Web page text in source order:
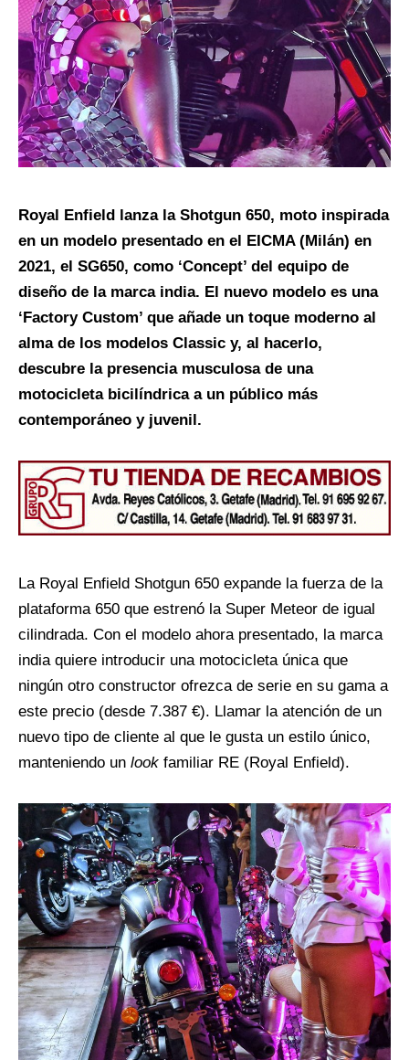
Royal Enfield lanza la Shotgun 650, moto inspirada
en un modelo presentado en el EICMA (Milán) en
2021, el SG650, como ‘Concept’ del equipo de
diseño de la marca india. El nuevo modelo es una
‘Factory Custom’ que añade un toque moderno al
alma de los modelos Classic y, al hacerlo,
descubre la presencia musculosa de una
motocicleta bicilíndrica a un público más
contemporáneo y juvenil.
La Royal Enfield Shotgun 650 expande la fuerza de la
plataforma 650 que estrenó la Super Meteor de igual
cilindrada. Con el modelo ahora presentado, la marca
india quiere introducir una motocicleta única que
ningún otro constructor ofrezca de serie en su gama a
este precio (desde 7.387 €). Llamar la atención de un
nuevo tipo de cliente al que le gusta un estilo único,
manteniendo un look familiar RE (Royal Enfield).